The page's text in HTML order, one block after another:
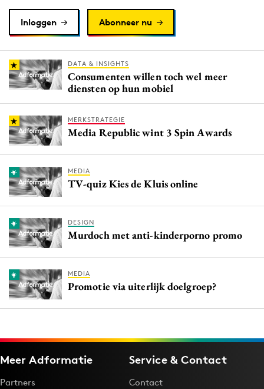
Purpose Marketing
Reputatie & crisis
Inloggen Abonneer nu
DATA & INSIGHTS
Consumenten willen toch wel meer
diensten op hun mobiel
MERKSTRATEGIE
Media Republic wint 3 Spin Awards
MEDIA
TV-quiz Kies de Kluis online
DESIGN
Murdoch met anti-kinderporno promo
MEDIA
Promotie via uiterlijk doelgroep?
Meer Adformatie
Partners
Service & Contact
Contact